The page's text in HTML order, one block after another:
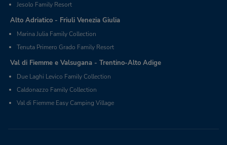
Jesolo Family Resort
Alto Adriatico - Friuli Venezia Giulia
Marina Julia Family Collection
Tenuta Primero Grado Family Resort
Val di Fiemme e Valsugana - Trentino-Alto Adige
Due Laghi Levico Family Collection
Caldonazzo Family Collection
Val di Fiemme Easy Camping Village